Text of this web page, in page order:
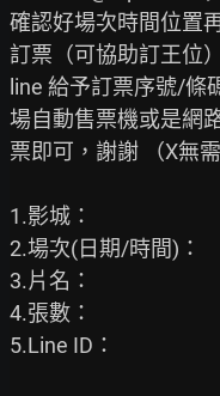
確認好場次時間位置
訂票（可協助訂王位
line 給予訂票序號/條
場自動售票機或是網
票即可，謝謝 （X無
1.影城：
2.場次(日期/時間)：
3.片名：
4.張數：
5.Line ID：